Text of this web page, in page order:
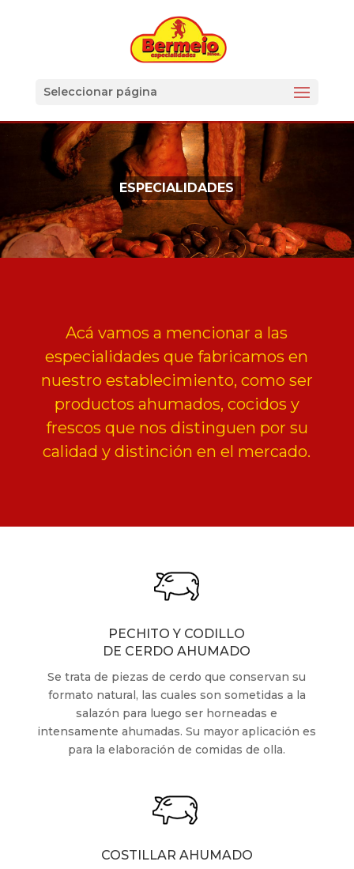
Seleccionar página
ESPECIALIDADES
Acá vamos a mencionar a las
especialidades que fabricamos en
nuestro establecimiento, como ser
productos ahumados, cocidos y
frescos que nos distinguen por su
calidad y distinción en el mercado.
PECHITO Y CODILLO
DE CERDO AHUMADO
Se trata de piezas de cerdo que conservan su
formato natural, las cuales son sometidas a la
salazón para luego ser horneadas e
intensamente ahumadas. Su mayor aplicación es
para la elaboración de comidas de olla.
COSTILLAR AHUMADO